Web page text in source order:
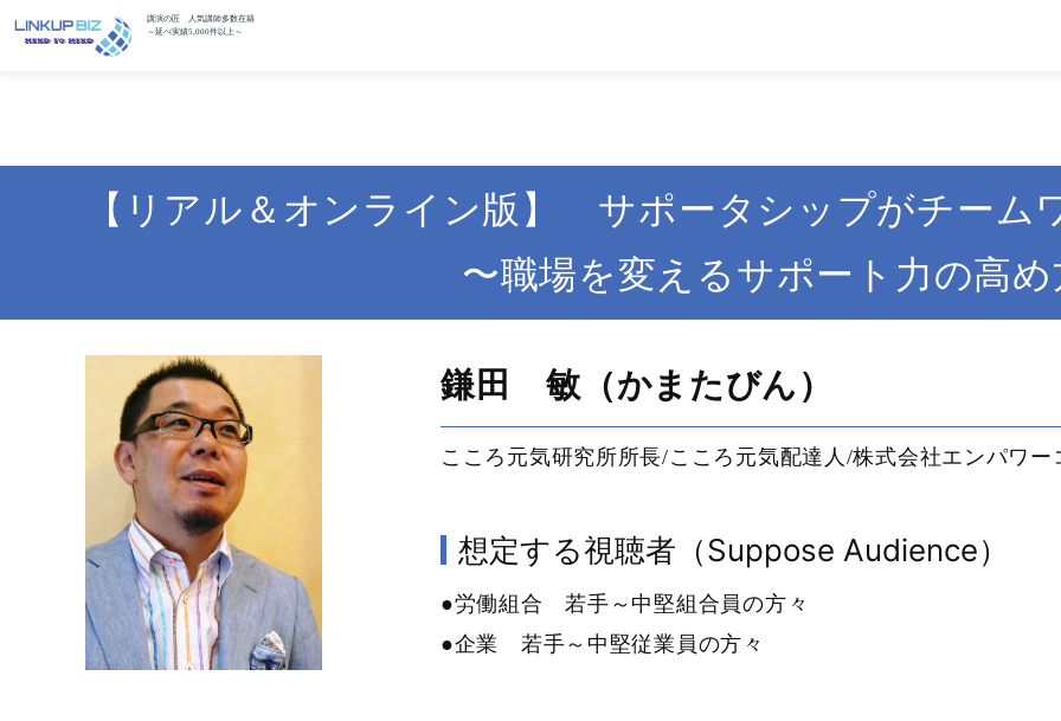
講演の匠 人気講師多数在籍
～延べ実績5,000件以上～
【リアル＆オンライン版】 サポータシップがチーム
〜職場を変えるサポート力の高め
鎌田 敏（かまたびん）
こころ元気研究所所長/こころ元気配達人/株式会社エンパワ
想定する視聴者（Suppose Audience）
●労働組合 若手～中堅組合員の方々
●企業 若手～中堅従業員の方々